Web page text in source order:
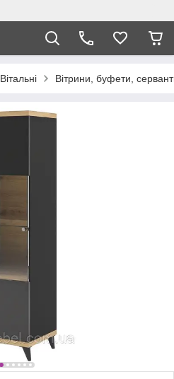
Вітальні Вітрини, буфети,